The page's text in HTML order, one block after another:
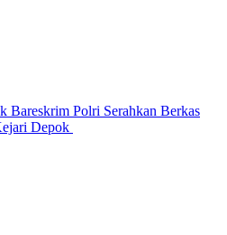
Bareskrim Polri Serahkan Berkas
Depok